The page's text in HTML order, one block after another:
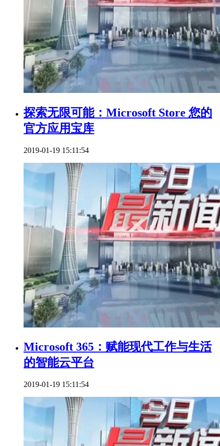
探索无限可能：Microsoft Store 您的
官方应用宝库
2019-01-19 15:11:54
Microsoft 365：赋能现代工作与生活
的智能云平台
2019-01-19 15:11:54